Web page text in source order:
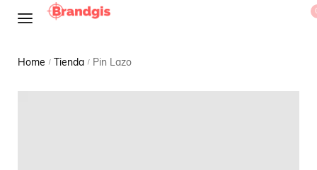
Home / Tienda / Pin Lazo